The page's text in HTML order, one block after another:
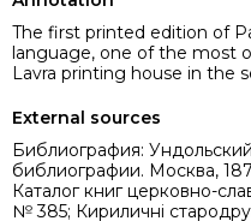
The first printed edition of
language, one of the most
Lavra printing house in the
External sources
Библиография:
библиографии. Москва,
Каталог книг церковно-
№ 385; Кириличні